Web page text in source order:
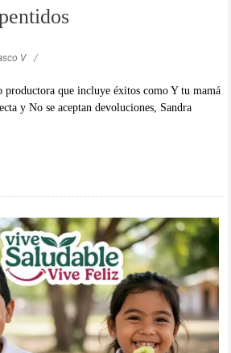
V
productora que incluye éxitos como Y tu mamá
y No se aceptan devoluciones, Sandra